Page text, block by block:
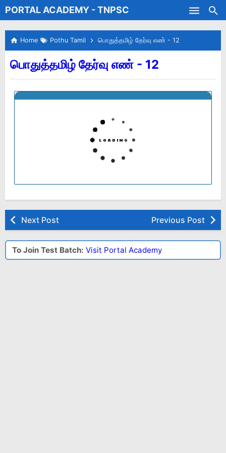
Skip to main content
PORTAL ACADEMY - TNPSC
Test Batches
Home Pothu Tamil பொதுத்தமிழ் தேர்வு எண் - 12
பொதுத்தமிழ் தேர்வு எண் - 12
Next Post Previous Post
To Join Test Batch: Visit Portal Academy